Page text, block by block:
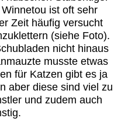
ist oft sehr
Zeit häufig versucht
(siehe Foto).
nicht hinaus
musste etwas
für Katzen gibt es ja
aber diese sind viel zu
und zudem auch